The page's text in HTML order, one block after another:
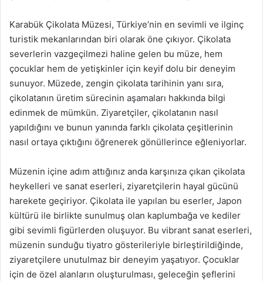
Karabük Çikolata Müzesi, Türkiye’nin en sevimli ve ilginç
turistik mekanlarından biri olarak öne çıkıyor. Çikolata
severlerin vazgeçilmezi haline gelen bu müze, hem
çocuklar hem de yetişkinler için keyif dolu bir deneyim
sunuyor. Müzede, zengin çikolata tarihinin yanı sıra,
çikolatanın üretim sürecinin aşamaları hakkında bilgi
edinmek de mümkün. Ziyaretçiler, çikolatanın nasıl
yapıldığını ve bunun yanında farklı çikolata çeşitlerinin
nasıl ortaya çıktığını öğrenerek gönüllerince eğleniyorlar.
Müzenin içine adım attığınız anda karşınıza çıkan çikolata
heykelleri ve sanat eserleri, ziyaretçilerin hayal gücünü
harekete geçiriyor. Çikolata ile yapılan bu eserler, Japon
kültürü ile birlikte sunulmuş olan kaplumbağa ve kediler
gibi sevimli figürlerden oluşuyor. Bu vibrant sanat eserleri,
müzenin sunduğu tiyatro gösterileriyle birleştirildiğinde,
ziyaretçilere unutulmaz bir deneyim yaşatıyor. Çocuklar
için de özel alanların oluşturulması, geleceğin şeflerini